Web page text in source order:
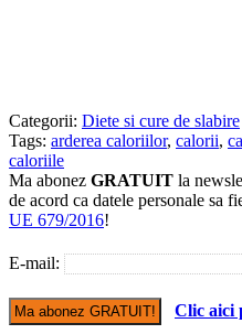
Categorii: Diete si cure de slabire
Tags: arderea caloriilor, calorii,
caloriile
Ma abonez GRATUIT la
de acord ca datele personale sa
UE 679/2016!
E-mail:
Clic aici